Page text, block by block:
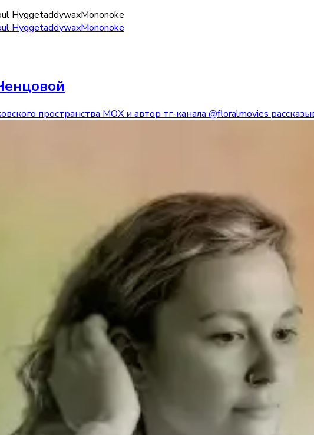
HyggetaddywaxMononoke
HyggetaddywaxMononoke
пространства МОХ и автор тг-канала @floralmovies